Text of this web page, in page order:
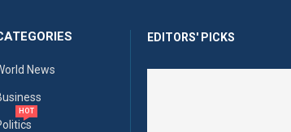
News
HOT
EDITORS' PICKS